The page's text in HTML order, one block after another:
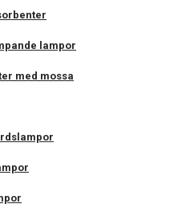
lampor
med mossa